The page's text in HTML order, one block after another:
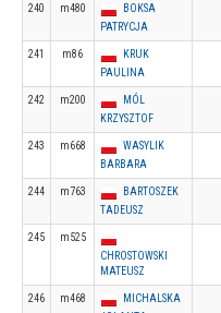
240 m480
BOKSA
PATRYCJA
241 m86
KRUK
PAULINA
242 m200
MÓL
KRZYSZTOF
243 m668
WASYLIK
BARBARA
244 m763
BARTOSZEK
TADEUSZ
245
m525
CHROSTOWSKI
MATEUSZ
246 m468
MICHALSKA